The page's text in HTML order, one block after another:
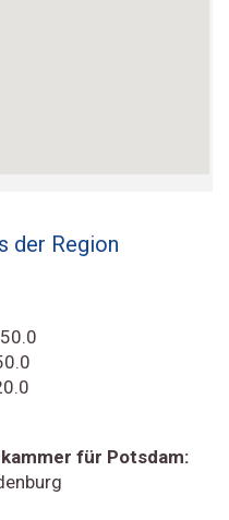
der Region
für Potsdam: